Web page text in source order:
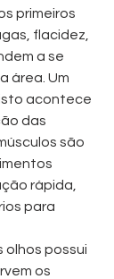
primeiros
flacidez,
a se
área. Um
acontece
das
são
rápida,
para
olhos possui
os